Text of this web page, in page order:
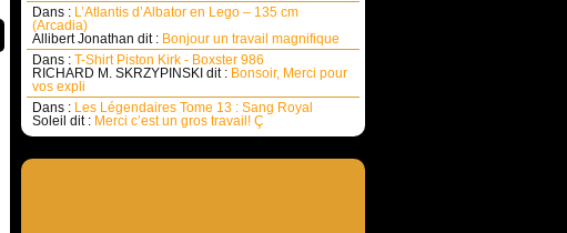
Dans : L’Atlantis d’Albator en Lego – 135 cm
(Arcadia)
Allibert Jonathan dit : Bonjour un travail magnifique
Dans : T-Shirt Piston Kirk - Boxster 986
RICHARD M. SKRZYPINSKI dit : Bonsoir, Merci pour
vos expli
Dans : Les Légendaires Tome 13 : Sang Royal
Soleil dit : Merci c’est un gros travail! Ç